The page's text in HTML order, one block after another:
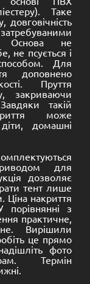
Таке
довговічність
Основа не
не псується і
Для
доповнено
Пруття
закриваючи
такій
може
домашні
для
дозволяє
тент лише
Ціна накриття
з
практичне,
Вирішили
це прямо
фото
Термін